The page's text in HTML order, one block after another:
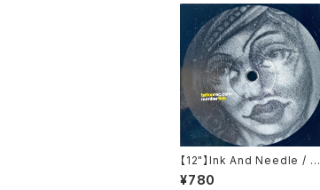
【12"】Ink And Needle ‎/ N
umber Five / Number Si
x (Tattoorec.com) (Tatt
¥780